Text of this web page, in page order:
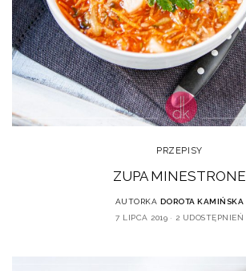
PRZEPISY
ZUPA MINESTRONE
AUTORKA DOROTA KAMIŃSKA
7 LIPCA 2019
2 UDOSTĘPNIEŃ